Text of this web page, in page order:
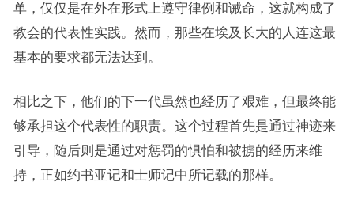
单，仅仅是在外在形式上遵守律例和诫命，这就构成了
教会的代表性实践。然而，那些在埃及长大的人连这最
基本的要求都无法达到。
相比之下，他们的下一代虽然也经历了艰难，但最终能
够承担这个代表性的职责。这个过程首先是通过神迹来
引导，随后则是通过对惩罚的惧怕和被掳的经历来维
持，正如约书亚记和士师记中所记载的那样。